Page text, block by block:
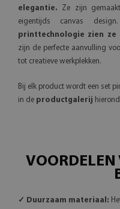
elegantie. Ze zijn
eigentijds canvas
printtechnologie zien
zijn de perfecte aanvulling
tot creatieve werkplekken.
Bij elk product wordt een set
in de productgalerij
VOORDELEN
✓ Duurzaam materiaal: